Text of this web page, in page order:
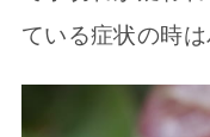
ている症状の時